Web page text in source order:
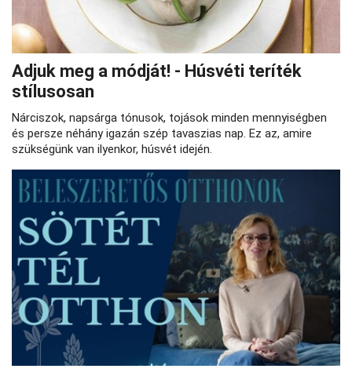
Adjuk meg a módját! - Húsvéti teríték
stílusosan
Nárciszok, napsárga tónusok, tojások minden mennyiségben
és persze néhány igazán szép tavaszias nap. Ez az, amire
szükségünk van ilyenkor, húsvét idején.